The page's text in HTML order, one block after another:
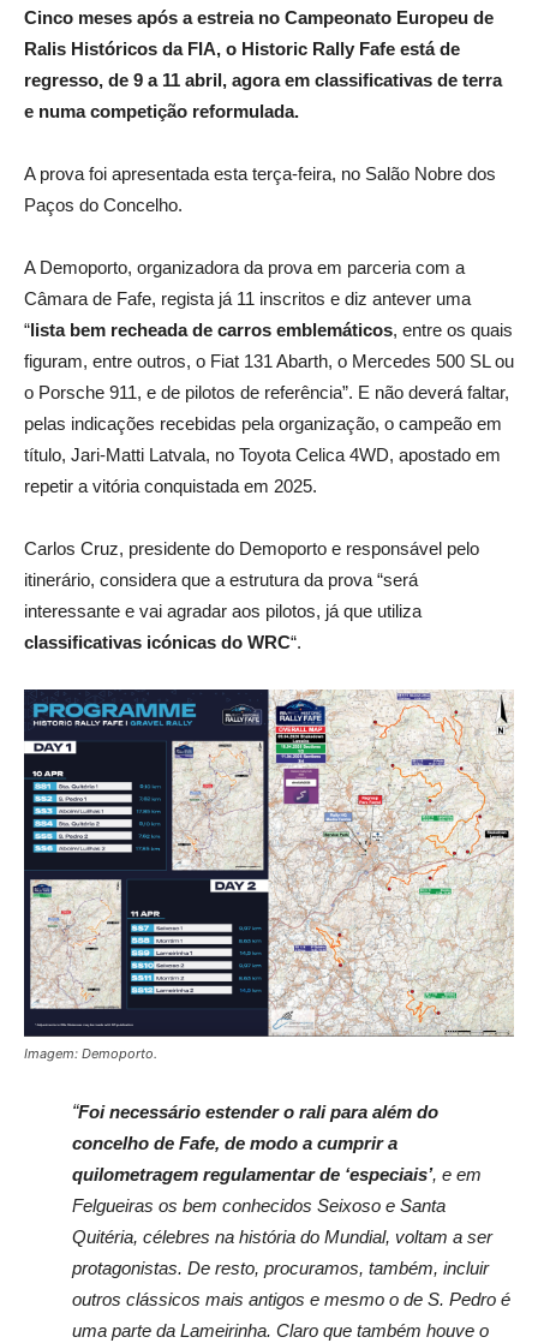
Cinco meses após a estreia no Campeonato Europeu de
Ralis Históricos da FIA, o Historic Rally Fafe está de
regresso, de 9 a 11 abril, agora em classificativas de terra
e numa competição reformulada.
A prova foi apresentada esta terça-feira, no Salão Nobre dos
Paços do Concelho.
A Demoporto, organizadora da prova em parceria com a
Câmara de Fafe, regista já 11 inscritos e diz antever uma
“lista bem recheada de carros emblemáticos, entre os quais
figuram, entre outros, o Fiat 131 Abarth, o Mercedes 500 SL ou
o Porsche 911, e de pilotos de referência”. E não deverá faltar,
pelas indicações recebidas pela organização, o campeão em
título, Jari-Matti Latvala, no Toyota Celica 4WD, apostado em
repetir a vitória conquistada em 2025.
Carlos Cruz, presidente do Demoporto e responsável pelo
itinerário, considera que a estrutura da prova “será
interessante e vai agradar aos pilotos, já que utiliza
classificativas icónicas do WRC“.
Imagem: Demoporto.
“Foi necessário estender o rali para além do
concelho de Fafe, de modo a cumprir a
quilometragem regulamentar de ‘especiais’, e em
Felgueiras os bem conhecidos Seixoso e Santa
Quitéria, célebres na história do Mundial, voltam a ser
protagonistas. De resto, procuramos, também, incluir
outros clássicos mais antigos e mesmo o de S. Pedro é
uma parte da Lameirinha. Claro que também houve o